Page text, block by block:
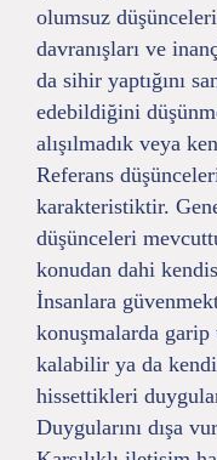
olumsuz
davranışları ve
da sihir yaptığını
edebildiğini
alışılmadık veya
Referans
karakteristiktir.
düşünceleri
konudan dahi
İnsanlara
konuşmalarda
kalabilir ya da
hissettikleri duygular
Duygularını dışa